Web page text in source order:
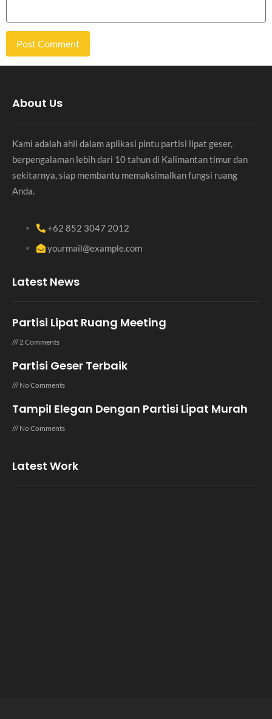
About Us
Kami adalah ahli dalam aplikasi pintu partisi lipat geser,
berpengalaman lebih dari 10 tahun di Kalimantan timur dan
sekitarnya, siap membantu memaksimalkan fungsi ruang
Anda.
+62 852 3047 2012
yourmail@example.com
Latest News
Partisi Lipat Ruang Meeting
2 Comments
Partisi Geser Terbaik
No Comments
Tampil Elegan Dengan Partisi Lipat Murah
No Comments
Latest Work